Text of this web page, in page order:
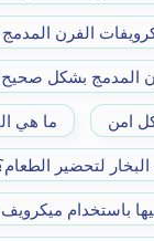
الفرن
المدمج بشكل
امن
ما هي
لتحضير
باستخدام ميكرويف